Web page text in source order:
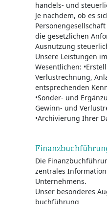
handels- und
Je nachdem, ob es
die gesetzlichen
Ausnutzung
Unsere Leistungen
Wesentlichen:
Verlustrechnung,
entsprechenden
•Sonder- und
Gewinn- und
•Archivierung Ihrer
Die
zentrales
Unternehmens.
Unser besonderes
buchführung